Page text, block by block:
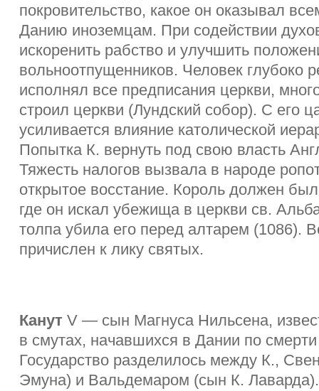
покровительство, какое он оказывал
Данию иноземцам. При содействии
искоренить рабство и улучшить
вольноотпущенников. Человек глубоко
исполнял все предписания церкви,
строил церкви (Лундский собор). С его
усиливается влияние католической
Попытка К. вернуть под свою власть
Тяжесть налогов вызвала в народе
открытое восстание. Король должен
где он искал убежища в церкви св.
толпа убила его перед алтарем (1086).
причислен к лику святых.
Канут V — сын Магнуса Нильсена,
в смутах, начавшихся в Дании по
Государство разделилось между К.,
Эмуна) и Вальдемаром (сын К.